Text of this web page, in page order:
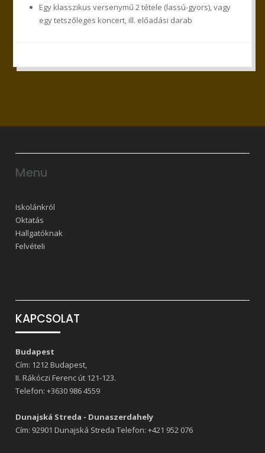
Egy klasszikus versenymű 2 tétele (lassú-gyors), vagy
egy tetszőleges koncert, ill. előadási darab
Menu
Iskolánkról
Oktatás
Hallgatóknak
Felvételi
KAPCSOLAT
Budapest
Cím: 1212 Budapest,
II. Rákóczi Ferenc út 121-123.
Telefon:+3630 986 4559
Dunajská Streda - Dunaszerdahely
Cím: 92901 Dunajská Streda Telefon:+421 952 076